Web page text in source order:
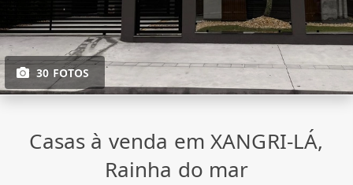
30 FOTOS
Casas à venda em XANGRI-LÁ,
Rainha do mar